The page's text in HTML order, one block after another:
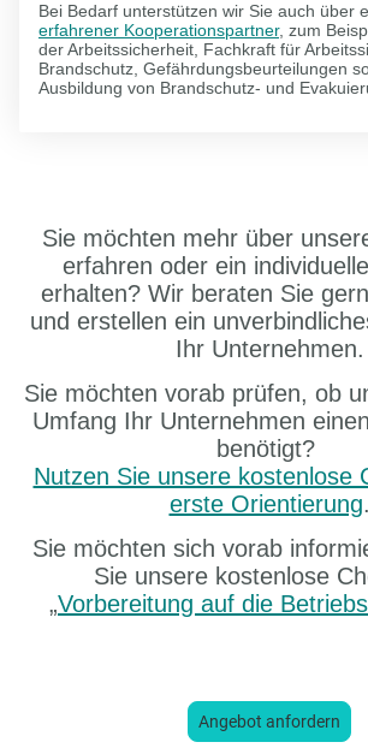
Bei Bedarf unterstützen wir Sie auch über
erfahrener Kooperationspartner, zum
der Arbeitssicherheit, Fachkraft für
Brandschutz, Gefährdungsbeurteilungen
Ausbildung von Brandschutz- und
Sie möchten mehr über
erfahren oder ein
erhalten? Wir beraten Sie
und erstellen ein
Ihr Unternehmen.
Sie möchten vorab prüfen, ob
Umfang Ihr Unternehmen
benötigt?
Nutzen Sie unsere kostenlose
erste Orientierung.
Sie möchten sich vorab
Sie unsere kostenlose
„Vorbereitung auf die
Angebot anfordern